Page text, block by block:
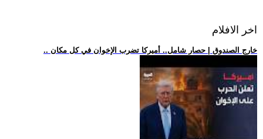
اخر الافلام
.. خارج الصندوق | حصار شامل.. أميركا تضرب الإخوان في كل مكان